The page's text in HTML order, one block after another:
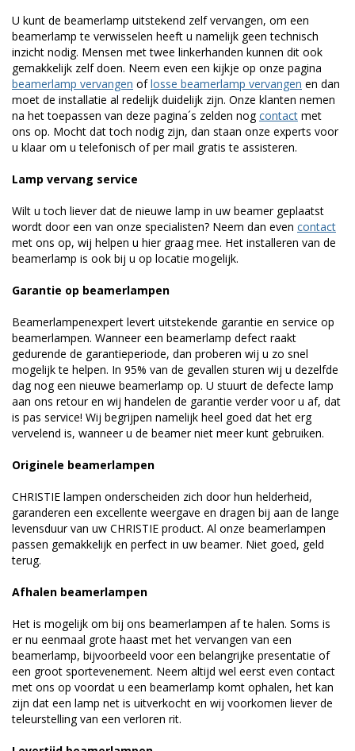
U kunt de beamerlamp uitstekend zelf vervangen, om een
beamerlamp te verwisselen heeft u namelijk geen technisch
inzicht nodig. Mensen met twee linkerhanden kunnen dit ook
gemakkelijk zelf doen. Neem even een kijkje op onze pagina
beamerlamp vervangen oflosse beamerlamp vervangen en dan
moet de installatie al redelijk duidelijk zijn. Onze klanten nemen
na het toepassen van deze pagina´s zelden nogcontact met
ons op. Mocht dat toch nodig zijn, dan staan onze experts voor
u klaar om u telefonisch of per mail gratis te assisteren.
Lamp vervang service
Wilt u toch liever dat de nieuwe lamp in uw beamer geplaatst
wordt door een van onze specialisten? Neem dan even contact
met ons op, wij helpen u hier graag mee. Het installeren van de
beamerlamp is ook bij u op locatie mogelijk.
Garantie op beamerlampen
Beamerlampenexpert levert uitstekende garantie en service op
beamerlampen. Wanneer een beamerlamp defect raakt
gedurende de garantieperiode, dan proberen wij u zo snel
mogelijk te helpen. In 95% van de gevallen sturen wij u dezelfde
dag nog een nieuwe beamerlamp op. U stuurt de defecte lamp
aan ons retour en wij handelen de garantie verder voor u af, dat
is pas service! Wij begrijpen namelijk heel goed dat het erg
vervelend is, wanneer u de beamer niet meer kunt gebruiken.
Originele beamerlampen
CHRISTIE lampen onderscheiden zich door hun helderheid,
garanderen een excellente weergave en dragen bij aan de lange
levensduur van uw CHRISTIE product. Al onze beamerlampen
passen gemakkelijk en perfect in uw beamer. Niet goed, geld
terug.
Afhalen beamerlampen
Het is mogelijk om bij ons beamerlampen af te halen. Soms is
er nu eenmaal grote haast met het vervangen van een
beamerlamp, bijvoorbeeld voor een belangrijke presentatie of
een groot sportevenement. Neem altijd wel eerst even contact
met ons op voordat u een beamerlamp komt ophalen, het kan
zijn dat een lamp net is uitverkocht en wij voorkomen liever de
teleurstelling van een verloren rit.